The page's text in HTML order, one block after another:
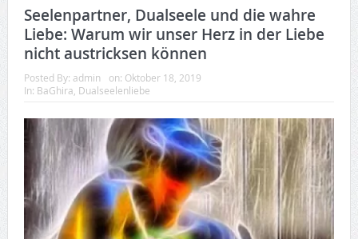
Seelenpartner, Dualseele und die wahre
Liebe: Warum wir unser Herz in der Liebe
nicht austricksen können
Posted By: admin on: Oktober 18, 2019
In: BaGhira Dualseelenliebe